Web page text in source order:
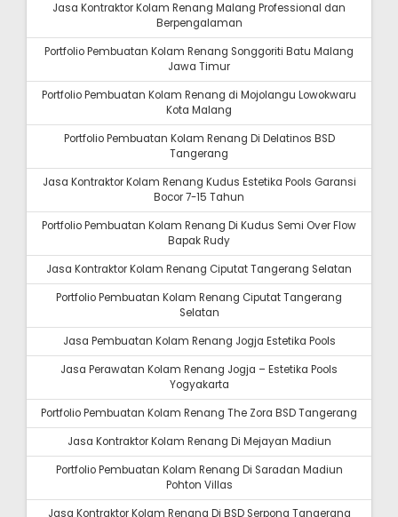
Jasa Kontraktor Kolam Renang Malang Professional dan
Berpengalaman
Portfolio Pembuatan Kolam Renang Songgoriti Batu Malang
Jawa Timur
Portfolio Pembuatan Kolam Renang di Mojolangu Lowokwaru
Kota Malang
Portfolio Pembuatan Kolam Renang Di Delatinos BSD
Tangerang
Jasa Kontraktor Kolam Renang Kudus Estetika Pools Garansi
Bocor 7-15 Tahun
Portfolio Pembuatan Kolam Renang Di Kudus Semi Over Flow
Bapak Rudy
Jasa Kontraktor Kolam Renang Ciputat Tangerang Selatan
Portfolio Pembuatan Kolam Renang Ciputat Tangerang
Selatan
Jasa Pembuatan Kolam Renang Jogja Estetika Pools
Jasa Perawatan Kolam Renang Jogja – Estetika Pools
Yogyakarta
Portfolio Pembuatan Kolam Renang The Zora BSD Tangerang
Jasa Kontraktor Kolam Renang Di Mejayan Madiun
Portfolio Pembuatan Kolam Renang Di Saradan Madiun
Pohton Villas
Jasa Kontraktor Kolam Renang Di BSD Serpong Tangerang